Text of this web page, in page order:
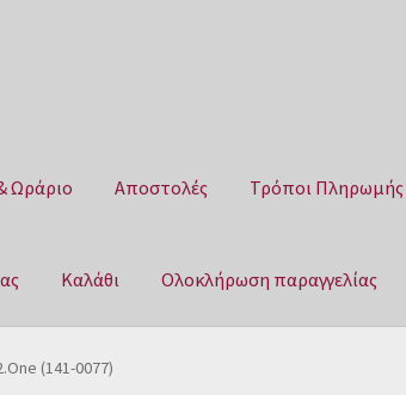
Ωράριο Αποστολές Τρόποι Πληρωμής
Καλάθι Ολοκλήρωση παραγγελίας
Αποστολές Τρόποι Πληρωμής
(141-0077)